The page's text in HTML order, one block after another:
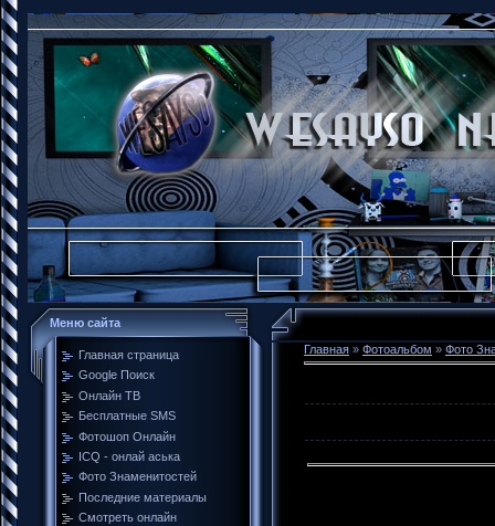
Меню сайта
Главная страница
Google Поиск
Онлайн ТВ
Бесплатные SMS
Фотошоп Онлайн
ICQ - онлай аська
Фото Знаменитостей
Последние материалы
Смотреть онлайн
Главная » Фотоальбом » Фото